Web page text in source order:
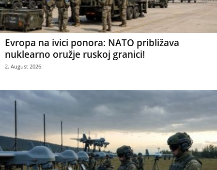
Evropa na ivici ponora: NATO približava
nuklearno oružje ruskoj granici!
2. August 2026.